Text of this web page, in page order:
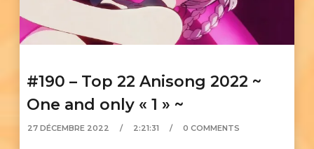
#190 – Top 22 Anisong 2022 ~
One and only « 1 » ~
27 DÉCEMBRE 2022 2:21:31 0 COMMENTS